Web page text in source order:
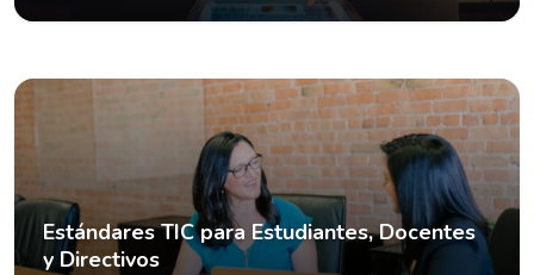
Estándares TIC para Estudiantes, Docentes
y Directivos